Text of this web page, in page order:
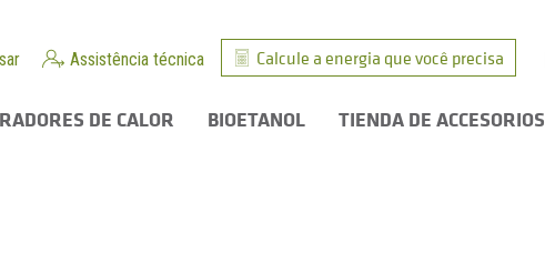
Assistência técnica Calcule a energia que você precisa
DE CALOR BIOETANOL TIENDA DE ACCESORIOS